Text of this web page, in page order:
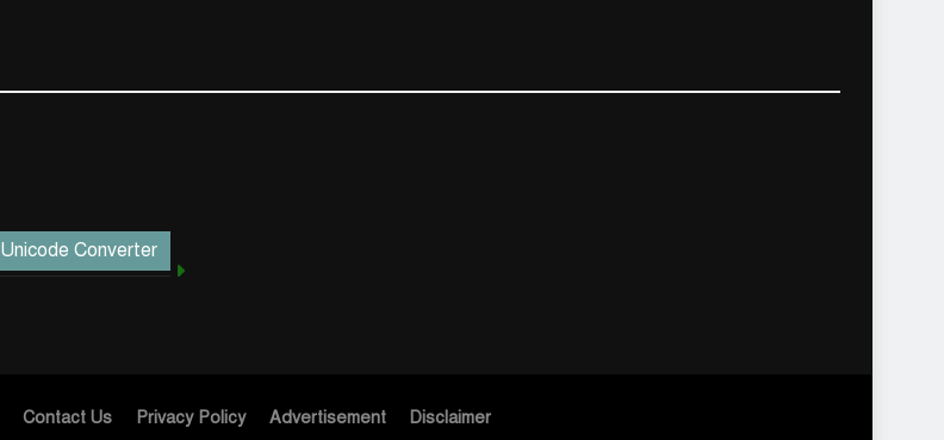
Unicode Converter
Contact Us Privacy Policy Advertisement Disclaimer